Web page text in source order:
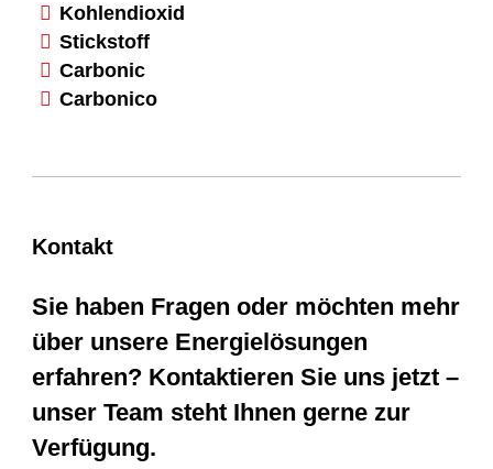
Kohlendioxid
Stickstoff
Carbonic
Carbonico
Kontakt
Sie haben Fragen oder möchten mehr
über unsere Energielösungen
erfahren? Kontaktieren Sie uns jetzt –
unser Team steht Ihnen gerne zur
Verfügung.